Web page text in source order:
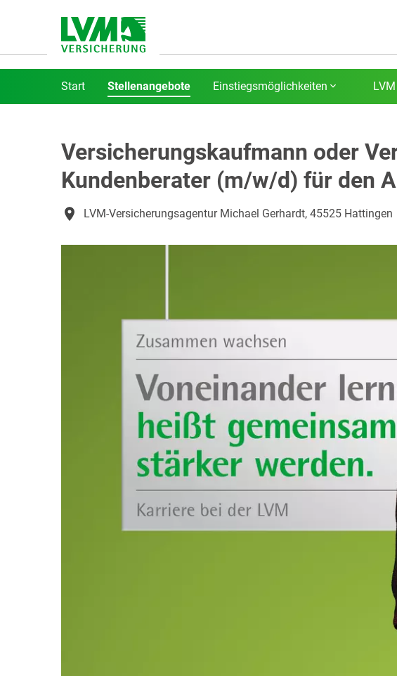
Start Stellenangebote Einstiegsmöglichkeiten
Versicherungskaufmann oder
Kundenberater (m/w/d) für den
LVM-Versicherungsagentur Michael Gerhardt, 45525 Hattingen